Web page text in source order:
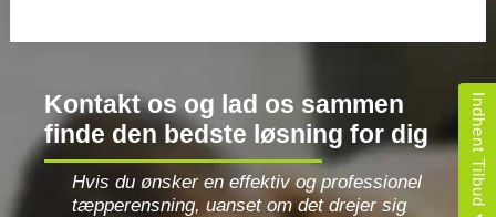
Indhent Tilbud
Kontakt os og lad os sammen
finde den bedste løsning for dig
Hvis du ønsker en effektiv og professionel
tæpperensning, uanset om det drejer sig